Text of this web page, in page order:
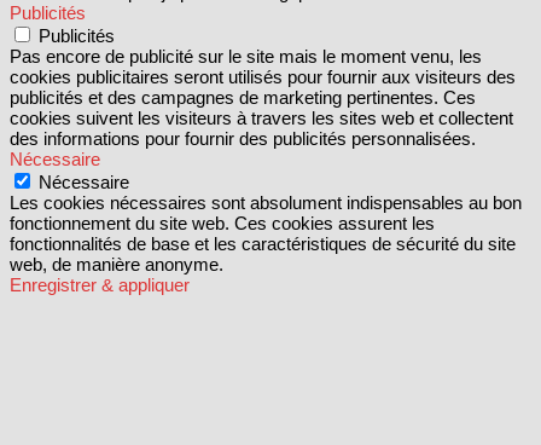
Publicités
Publicités
Pas encore de publicité sur le site mais le moment venu, les
cookies publicitaires seront utilisés pour fournir aux visiteurs des
publicités et des campagnes de marketing pertinentes. Ces
cookies suivent les visiteurs à travers les sites web et collectent
des informations pour fournir des publicités personnalisées.
Nécessaire
Nécessaire
Les cookies nécessaires sont absolument indispensables au bon
fonctionnement du site web. Ces cookies assurent les
fonctionnalités de base et les caractéristiques de sécurité du site
web, de manière anonyme.
Enregistrer & appliquer